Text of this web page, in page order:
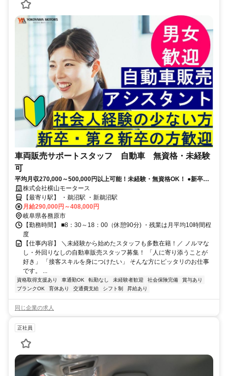
車両販売サポートスタッフ 自動車 無資格・未経験
可
平均月収270,000～500,000円以上可能！未経験・無資格OK！ ●新卒・
第二新卒OK●異業種転職OK●賞与年2回
株式会社横山モータース
【最寄り駅】 ・鵜沼駅 ・新鵜沼駅
月給290,000円～408,000円
岐阜県各務原市
【勤務時間】 ■8：30～18：00（休憩90分) ・残業は月平均10時間程
度
【仕事内容】 ＼未経験から始めたスタッフも多数在籍！／ ノルマな
し・外回りなしの自動車販売スタッフ募集！ 「人に寄り添うことが
好き」 「接客スキルを身につけたい」 そんな方にピッタリのお仕事
です。 ...
資格取得支援あり 車通勤OK 転勤なし 未経験者歓迎 社会保険完備
賞与あり
ブランクOK
育休あり 交通費支給 シフト制 昇給あり
同じ企業の求人
正社員